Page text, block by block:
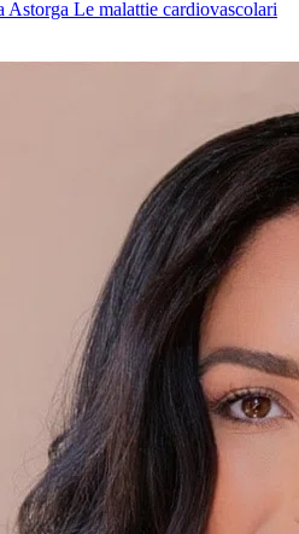
Le malattie cardiovascolari